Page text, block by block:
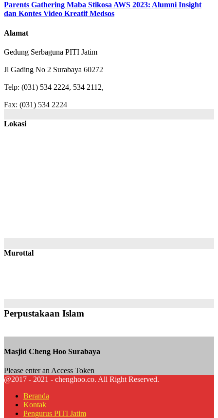
Parents Gathering Maba Stikosa AWS 2023: Alumni Insight
dan Kontes Video Kreatif Medsos
Alamat
Gedung Serbaguna PITI Jatim
Jl Gading No 2 Surabaya 60272
Telp: (031) 534 2224, 534 2112,
Fax: (031) 534 2224
Lokasi
Murottal
Perpustakaan Islam
Masjid Cheng Hoo Surabaya
Please enter an Access Token
@2017 - 2021 - chenghoo.co. All Right Reserved.
Beranda
Kontak
Pengurus PITI Jatim